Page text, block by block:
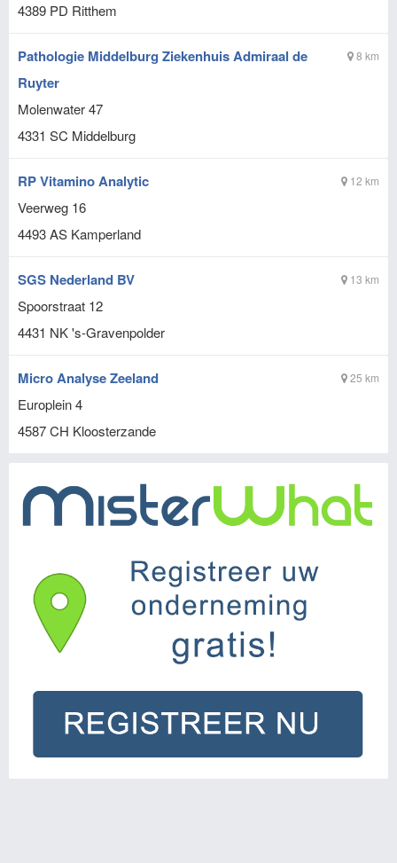
4389 PD Ritthem
8 km
Pathologie Middelburg Ziekenhuis Admiraal de
Ruyter
Molenwater 47
4331 SC Middelburg
12 km
RP Vitamino Analytic
Veerweg 16
4493 AS Kamperland
13 km
SGS Nederland BV
Spoorstraat 12
4431 NK's-Gravenpolder
25 km
Micro Analyse Zeeland
Europlein 4
4587 CH Kloosterzande